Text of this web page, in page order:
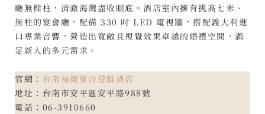
廳無樑柱，清澈海灣盡收眼底。酒店室內擁有挑高七米、
無柱的宴會廳，配備 330 吋 LED 電視牆，搭配義大利進
口專業音響，營造出寬敞且視覺效果卓越的婚禮空間，滿
足新人的多元需求。
官網： 台南福爾摩沙遊艇酒店
地址：台南市安平區安平路988號
電話：06-3910660